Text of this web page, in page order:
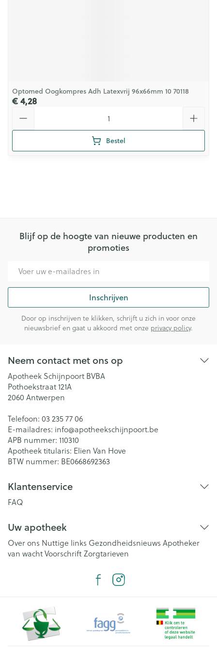
Optomed Oogkompres Adh Latexvrij 96x66mm 10 70118
€ 4,28
Bestel
Blijf op de hoogte van nieuwe producten en
promoties
Inschrijven
Door op inschrijven te klikken, schrijft u zich in voor onze
nieuwsbrief en gaat u akkoord met onze privacy policy.
Neem contact met ons op
Apotheek Schijnpoort BVBA
Pothoekstraat 121A
2060 Antwerpen
Telefoon: 03 235 77 06
E-mailadres: info@apotheekschijnpoort.be
APB nummer: 110310
Apotheek titularis: Elien Van Hove
BTW nummer: BE0668692363
Klantenservice
FAQ
Uw apotheek
Over ons Nuttige links Gezondheidsnieuws Apotheker
van wachtVoorschriftZorgtarieven